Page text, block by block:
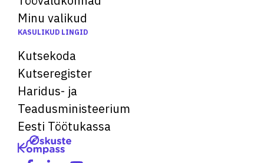
Minu valikud
KASULIKUD LINGID
Kutsekoda
Kutseregister
Haridus- ja
Teadusministeerium
Eesti Töötukassa